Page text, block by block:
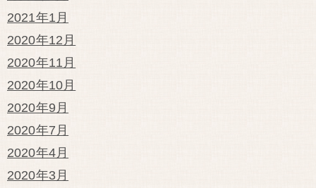
2021年1月
2020年12月
2020年11月
2020年10月
2020年9月
2020年7月
2020年4月
2020年3月